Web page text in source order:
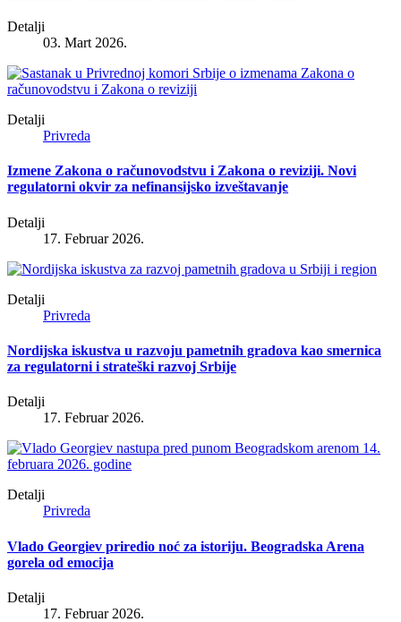
Detalji
03. Mart 2026.
Detalji
Privreda
Izmene Zakona o računovodstvu i Zakona o reviziji. Novi
regulatorni okvir za nefinansijsko izveštavanje
Detalji
17. Februar 2026.
Detalji
Privreda
Nordijska iskustva u razvoju pametnih gradova kao smernica
za regulatorni i strateški razvoj Srbije
Detalji
17. Februar 2026.
Detalji
Privreda
Vlado Georgiev priredio noć za istoriju. Beogradska Arena
gorela od emocija
Detalji
17. Februar 2026.